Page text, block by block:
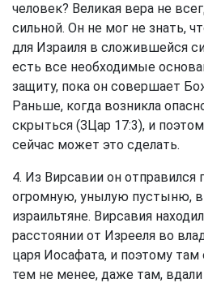
человек? Великая вера не
сильной. Он не мог не знать,
для Израиля в сложившейся
есть все необходимые
защиту, пока он совершает
Раньше, когда возникла
скрыться (ЗЦар 17:3), и
сейчас может это сделать.
4. Из Вирсавии он
огромную, унылую пустыню, в
израильтяне. Вирсавия
расстоянии от Изрееля во
царя Иосафата, и поэтому
тем не менее, даже там,